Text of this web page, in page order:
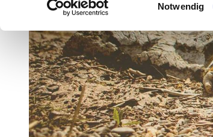
i
w
i
l
l
i
g
u
Notwendig